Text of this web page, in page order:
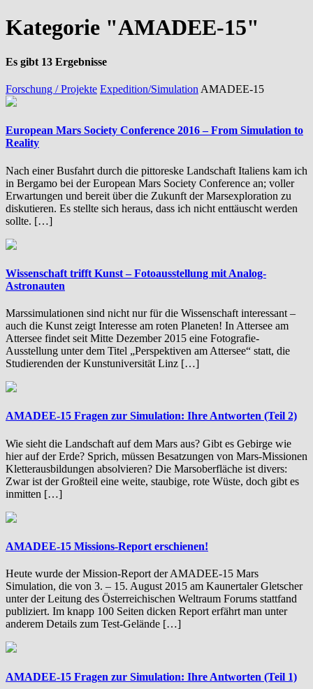
Kategorie "AMADEE-15"
Es gibt 13 Ergebnisse
Forschung / Projekte Expedition/Simulation AMADEE-15
European Mars Society Conference 2016 – From Simulation to
Reality
Nach einer Busfahrt durch die pittoreske Landschaft Italiens kam ich
in Bergamo bei der European Mars Society Conference an; voller
Erwartungen und bereit über die Zukunft der Marsexploration zu
diskutieren. Es stellte sich heraus, dass ich nicht enttäuscht werden
sollte. […]
Wissenschaft trifft Kunst – Fotoausstellung mit Analog-
Astronauten
Marssimulationen sind nicht nur für die Wissenschaft interessant –
auch die Kunst zeigt Interesse am roten Planeten! In Attersee am
Attersee findet seit Mitte Dezember 2015 eine Fotografie-
Ausstellung unter dem Titel „Perspektiven am Attersee“ statt, die
Studierenden der Kunstuniversität Linz […]
AMADEE-15 Fragen zur Simulation: Ihre Antworten (Teil 2)
Wie sieht die Landschaft auf dem Mars aus? Gibt es Gebirge wie
hier auf der Erde? Sprich, müssen Besatzungen von Mars-Missionen
Kletterausbildungen absolvieren? Die Marsoberfläche ist divers:
Zwar ist der Großteil eine weite, staubige, rote Wüste, doch gibt es
inmitten […]
AMADEE-15 Missions-Report erschienen!
Heute wurde der Mission-Report der AMADEE-15 Mars
Simulation, die von 3. – 15. August 2015 am Kaunertaler Gletscher
unter der Leitung des Österreichischen Weltraum Forums stattfand
publiziert. Im knapp 100 Seiten dicken Report erfährt man unter
anderem Details zum Test-Gelände […]
AMADEE-15 Fragen zur Simulation: Ihre Antworten (Teil 1)